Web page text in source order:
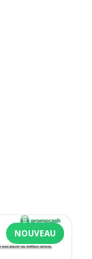
NOUVEAU